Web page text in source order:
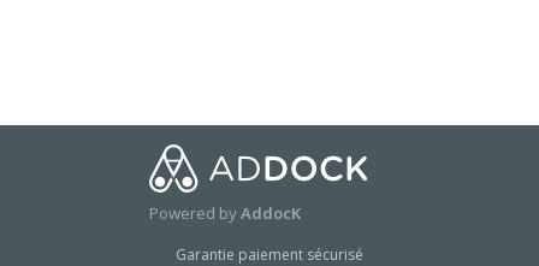
Powered byAddocK
Garantie paiement sécurisé